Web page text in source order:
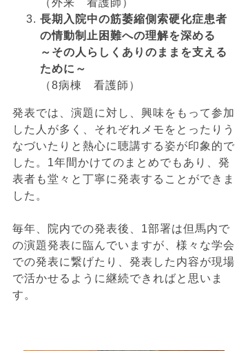
（外来 看護師）
長期入院中の筋萎縮側索硬化症患者
の情動制止困難への理解を深める
～その人らしくありのままを支える
ために～
（8病棟 看護師）
発表では、演題に対し、興味をもって参加
した人が多く、それぞれメモをとったりう
なづいたりと熱心に聴講する姿が印象的で
した。1年間かけてのまとめでもあり、発
表者も堂々と丁寧に発表することができま
した。
毎年、院内での発表後、1部署は但馬内で
の演題発表に臨んでいますが、様々な学会
での発表に繋げたり、発表した内容が現場
で活かせるように継続できればと思いま
す。